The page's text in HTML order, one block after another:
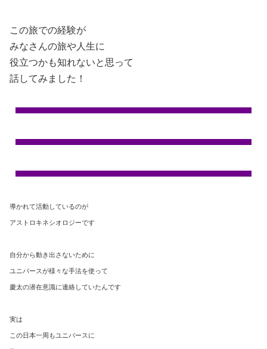
この旅での経験が
みなさんの旅や人生に
役立つかも知れないと思って
話してみました！
導かれて活動しているのが
アストロキネシオロジーです
自分から動き出さないために
ユニバースが様々な手法を使って
慶太の潜在意識に連絡していたんです
実は
この日本一周もユニバースに